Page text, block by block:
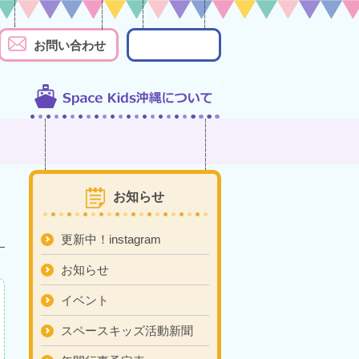
お問い合わせ
お知らせ
更新中！instagram
お知らせ
イベント
スペースキッズ活動新聞